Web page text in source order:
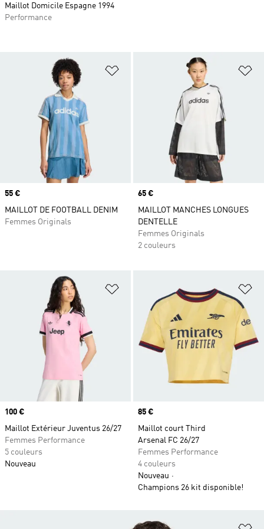
Ajouter à la Liste de produits
Prix
55 €
MAILLOT DE FOOTBALL DENIM
Femmes Originals
Prix
65 €
MAILLOT MANCHES LONGUES
DENTELLE
Femmes Originals
2 couleurs
Ajouter à la Liste de produits
Prix
100 €
Maillot Extérieur Juventus 26/27
Femmes Performance
5 couleurs
Nouveau
Prix
85 €
Maillot court Third
Arsenal FC 26/27
Femmes Performance
4 couleurs
Nouveau
Champions 26 kit disponible!
Maillot Domicile Espagne 1994
Performance